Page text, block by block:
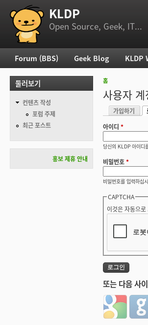
부 메뉴 KLDP
Open Source, Geek, IT...
현재 위치
홈
사용자 계
기본탭
가입하기
아이디 *
당신의 KLDP 아이디
비밀번호*
비밀번호를 입력하십
CAPTCHA
이것은 자동으
또는 다음 사
Login withLogin
주 메뉴
Forum (BBS) Geek Blog KLDP
둘러보기
컨텐츠 작성
포럼 주제
최근 포스트
홍보 제휴 안내